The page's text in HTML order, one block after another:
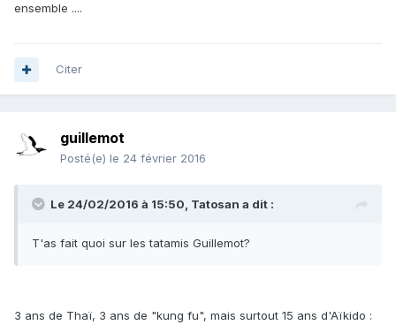
ensemble ....
Citer
guillemot
Posté(e) le 24 février 2016
Le 24/02/2016 à 15:50, Tatosan a dit :
T'as fait quoi sur les tatamis Guillemot?
3 ans de Thaï, 3 ans de "kung fu", mais surtout 15 ans d'Aïkido :